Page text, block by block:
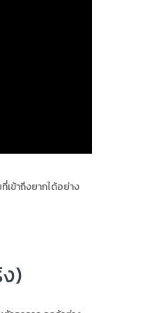
ข้าถึงยากได้อย่าง
)